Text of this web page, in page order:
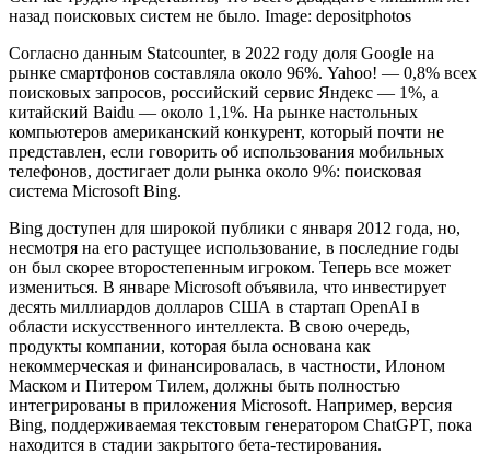
назад поисковых систем не было. Image: depositphotos
Согласно данным Statcounter, в 2022 году доля Google на
рынке смартфонов составляла около 96%. Yahoo! — 0,8% всех
поисковых запросов, российский сервис Яндекс — 1%, а
китайский Baidu — около 1,1%. На рынке настольных
компьютеров американский конкурент, который почти не
представлен, если говорить об использования мобильных
телефонов, достигает доли рынка около 9%: поисковая
система Microsoft Bing.
Bing доступен для широкой публики с января 2012 года, но,
несмотря на его растущее использование, в последние годы
он был скорее второстепенным игроком. Теперь все может
измениться. В январе Microsoft объявила, что инвестирует
десять миллиардов долларов США в стартап OpenAI в
области искусственного интеллекта. В свою очередь,
продукты компании, которая была основана как
некоммерческая и финансировалась, в частности, Илоном
Маском и Питером Тилем, должны быть полностью
интегрированы в приложения Microsoft. Например, версия
Bing, поддерживаемая текстовым генератором ChatGPT, пока
находится в стадии закрытого бета-тестирования.